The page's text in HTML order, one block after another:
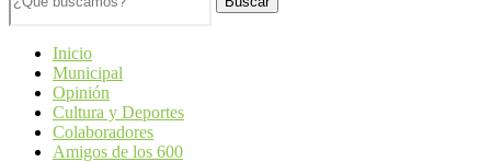
Inicio
Municipal
Opinión
Cultura y Deportes
Colaboradores
Amigos de los 600